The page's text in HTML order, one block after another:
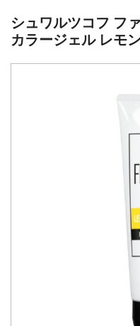
シュワルツコフ フ
カラージェル レモ